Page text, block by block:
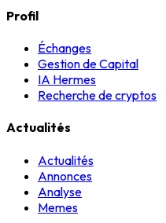
Profil
Échanges
Gestion de Capital
IA Hermes
Recherche de cryptos
Actualités
Actualités
Annonces
Analyse
Memes